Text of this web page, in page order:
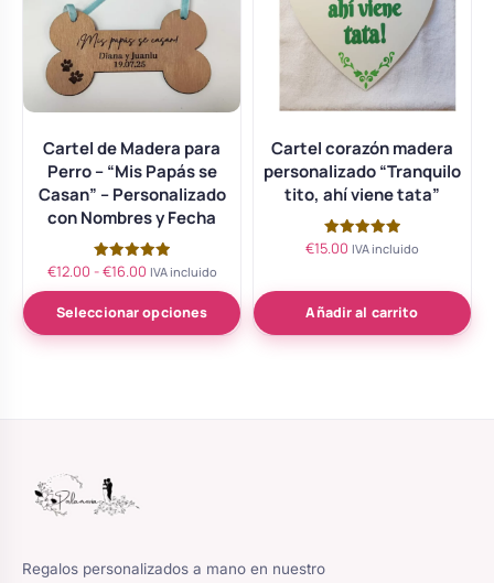
Cartel de Madera para
Perro – “Mis Papás se
Casan” – Personalizado
con Nombres y Fecha
Valorado
con
5.00
de 5
€12.00 -€16.00Rango
de
precios:
desde
IVA incluido
Seleccionar opciones
variantes.
opciones
pueden
elegir
página
producto
Cartel corazón madera
personalizado “Tranquilo
tito, ahí viene tata”
Valorado
€15.00 IVA incluido
Añadir al carrito
Regalos personalizados a mano en nuestro